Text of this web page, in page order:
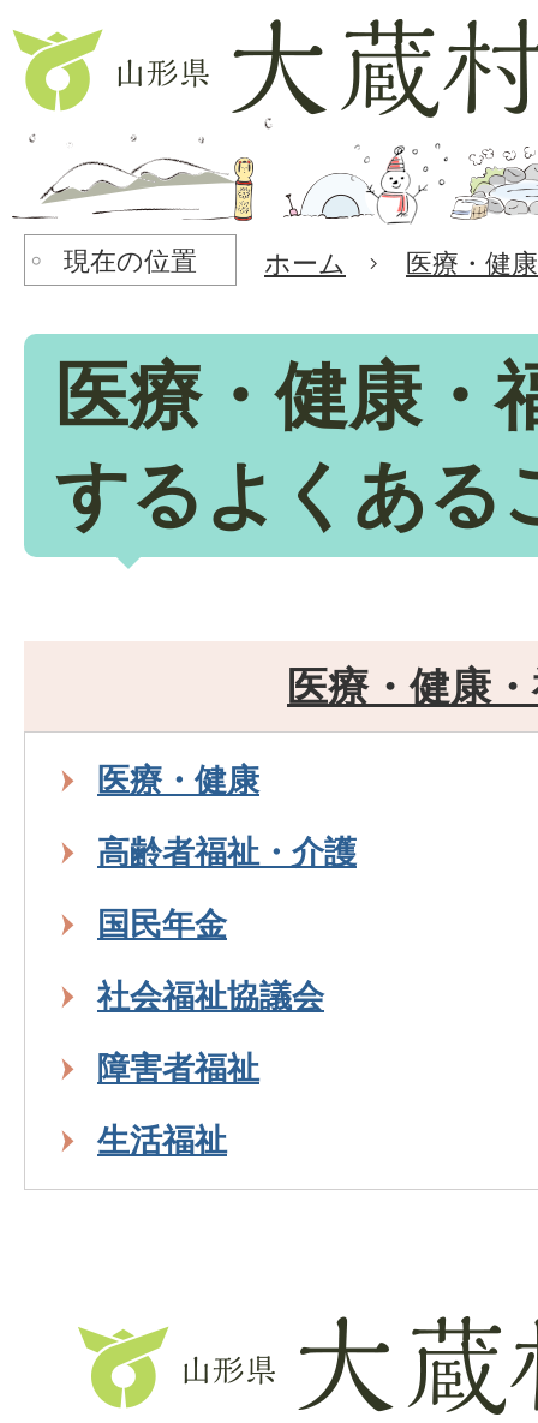
現在の位置 ホーム 医療・健
医療・健康・
するよくある
医療・健康
医療・健康
高齢者福祉・介護
国民年金
社会福祉協議会
障害者福祉
生活福祉
山
形